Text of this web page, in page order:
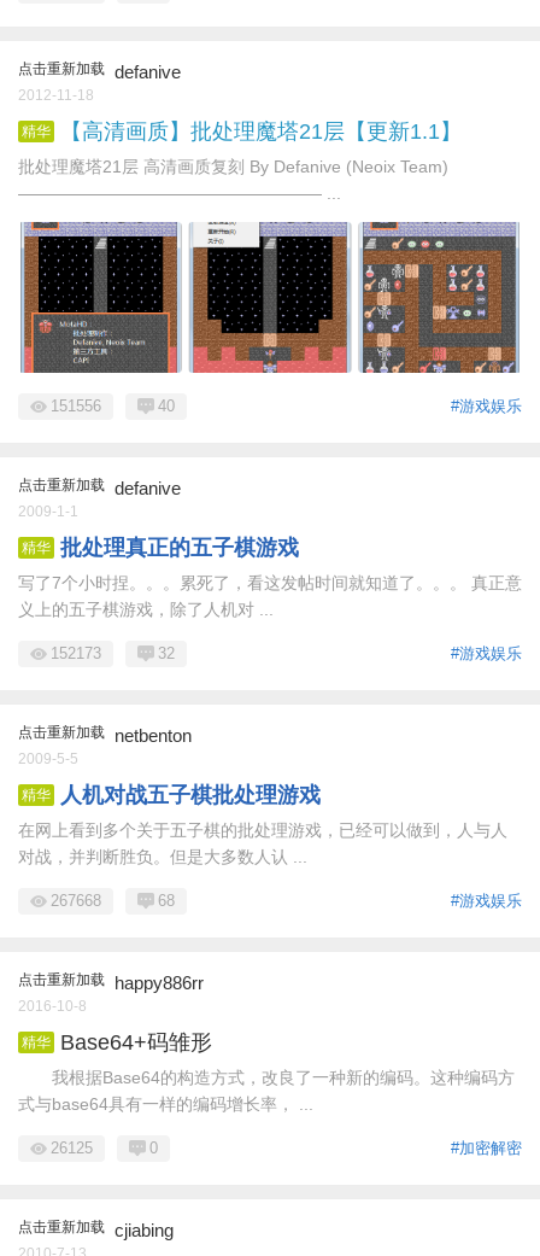
点击重新加载 defanive
2012-11-18
精华 【高清画质】批处理魔塔21层【更新1.1】
批处理魔塔21层 高清画质复刻 By Defanive (Neoix Team)
—————————————————— ...
#游戏娱乐
151556 40
点击重新加载 defanive
2009-1-1
精华 批处理真正的五子棋游戏
写了7个小时捏。。。累死了，看这发帖时间就知道了。。。 真正意
义上的五子棋游戏，除了人机对 ...
#游戏娱乐
152173 32
点击重新加载 netbenton
2009-5-5
精华 人机对战五子棋批处理游戏
在网上看到多个关于五子棋的批处理游戏，已经可以做到，人与人
对战，并判断胜负。但是大多数人认 ...
#游戏娱乐
267668 68
点击重新加载 happy886rr
2016-10-8
精华 Base64+码雏形
我根据Base64的构造方式，改良了一种新的编码。这种编码方
式与base64具有一样的编码增长率， ...
#加密解密
26125 0
点击重新加载 cjiabing